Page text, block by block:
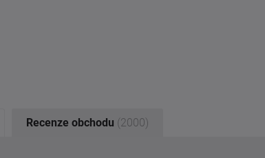
Recenze obchodu (2000)